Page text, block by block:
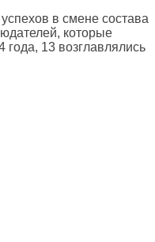
в смене состава
которые
года, 13 возглавлялись